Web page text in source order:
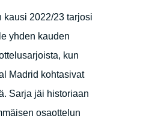
kausi 2022/23 tarjosi
yhden kauden
kun
Madrid kohtasivat
Sarja jäi historiaan
osaottelun